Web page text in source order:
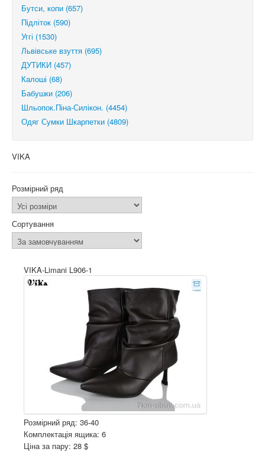
Бутси, копи (657)
Підліток (590)
Уггі (1530)
Львівське взуття (695)
ДУТИКИ (457)
Калоші (68)
Бабушки (206)
Шльопок.Піна-Силікон. (4454)
Одяг Сумки Шкарпетки (4809)
VIKA
Розмірний ряд
Сортування
VIKA-Limani L906-1
Розмірний ряд: 36-40
Комплектація ящика: 6
Ціна за пару: 28 $